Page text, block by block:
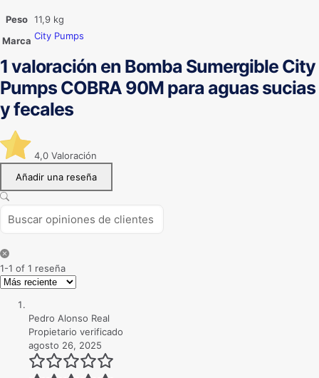
Peso 11,9 kg
Marca City Pumps
1 valoración en Bomba Sumergible City
Pumps COBRA 90M para aguas sucias
y fecales
4,0 Valoración
Añadir una reseña
1-1 of 1 reseña
Pedro Alonso Real
Propietario verificado
agosto 26, 2025